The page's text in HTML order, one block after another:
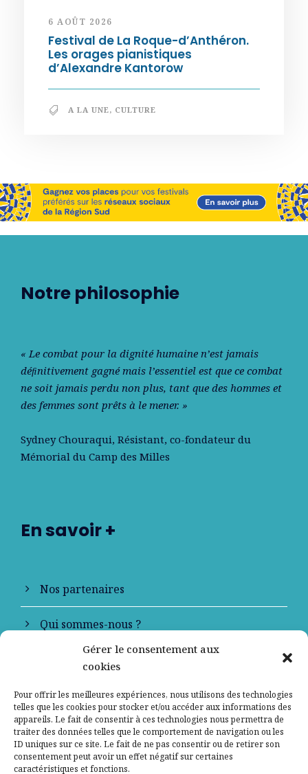
Gérer le consentement aux
cookies
Pour offrir les meilleures expériences, nous utilisons des technologies
telles que les cookies pour stocker et/ou accéder aux informations des
appareils. Le fait de consentir à ces technologies nous permettra de
traiter des données telles que le comportement de navigation ou les
ID uniques sur ce site. Le fait de ne pas consentir ou de retirer son
consentement peut avoir un effet négatif sur certaines
caractéristiques et fonctions.
6 AOÛT 2026
Festival de La Roque-d’Anthéron.
Les orages pianistiques
d’Alexandre Kantorow
A LA UNE, CULTURE
Notre philosophie
« Le combat pour la dignité humaine n’est jamais
déﬁnitivement gagné mais l’essentiel est que ce combat
ne soit jamais perdu non plus, tant que des hommes et
des femmes sont prêts à le mener. »
Sydney Chouraqui, Résistant, co-fondateur du
Mémorial du Camp des Milles
En savoir +
Nos partenaires
Qui sommes-nous ?
Contactez-nous
Mentions légales
Politique de confidentialité